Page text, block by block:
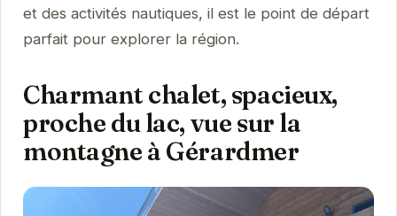
et des activités nautiques, il est le point de départ
parfait pour explorer la région.
Charmant chalet, spacieux,
proche du lac, vue sur la
montagne à Gérardmer